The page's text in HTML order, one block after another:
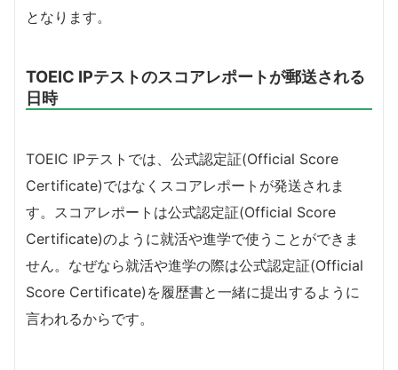
となります。
TOEIC IPテストのスコアレポートが郵送される
日時
TOEIC IPテストでは、公式認定証(Official Score
Certificate)ではなくスコアレポートが発送されま
す。スコアレポートは公式認定証(Official Score
Certificate)のように就活や進学で使うことができま
せん。なぜなら就活や進学の際は公式認定証(Official
Score Certificate)を履歴書と一緒に提出するように
言われるからです。